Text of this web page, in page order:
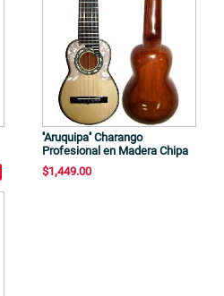
''Aruquipa'' Charango
Profesional en Madera Chipa
$1,449.00